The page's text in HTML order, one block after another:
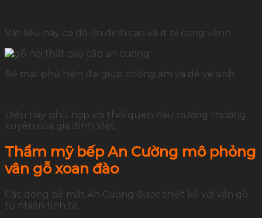
Vật liệu này có độ ổn định cao và ít bị cong vênh.
Bề mặt phủ hiện đại giúp chống ẩm và dễ vệ sinh.
Điều này phù hợp với thói quen nấu nướng thường
xuyên của gia đình Việt.
Thẩm mỹ bếp An Cường mô phỏng
vân gỗ xoan đào
Các dòng bề mặt An Cường được thiết kế với vân gỗ
tự nhiên tinh tế.